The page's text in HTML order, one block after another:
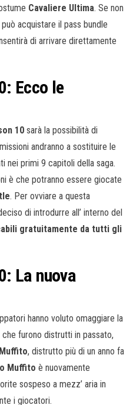
Cavaliere Ultima. Se non
acquistare il pass bundle
di arrivare direttamente
Ecco le
10 sarà la possibilità di
andranno a sostituire le
nei primi 9 capitoli della saga.
è che potranno essere giocate
. Per ovviare a questa
di introdurre all’ interno del
gratuitamente da tutti gli
La nuova
hanno voluto omaggiare la
furono distrutti in passato,
, distrutto più di un anno fa
Muffito è nuovamente
sospeso a mezz’ aria in
i giocatori.